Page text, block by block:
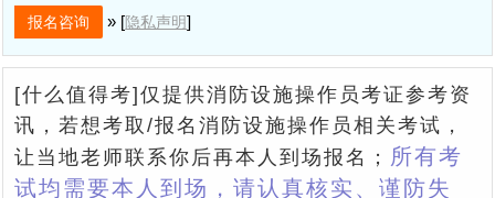
» [隐私声明]
[什么值得考]仅提供消防设施操作员考证参考资
讯，若想考取/报名消防设施操作员相关考试，
让当地老师联系你后再本人到场报名； 所有考
试均需要本人到场，请认真核实、谨防失